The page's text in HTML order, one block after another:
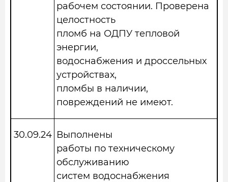
рабочем состоянии. Проверена
целостность
пломб на ОДПУ тепловой
энергии,
водоснабжения и дроссельных
устройствах,
пломбы в наличии,
повреждений не имеют.
30.09.24 Выполнены
работы по техническому
обслуживанию
систем водоснабжения